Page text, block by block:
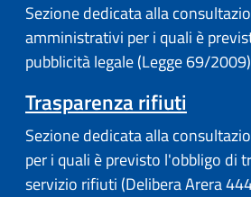
Sezione dedicata alla
amministrativi per i quali è
pubblicità legale (Legge 69/2009)
Trasparenza rifiuti
Sezione dedicata alla
per i quali è previsto l'obbligo di
servizio rifiuti (Delibera Arera